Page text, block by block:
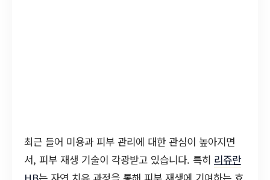
최근 들어 미용과 피부 관리에 대한 관심이 높아지면
서, 피부 재생 기술이 각광받고 있습니다. 특히 리쥬란